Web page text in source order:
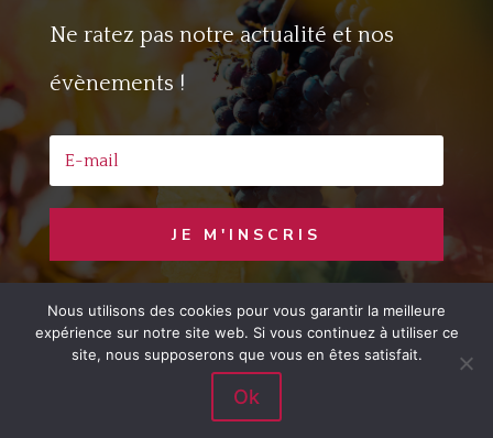
Ne ratez pas notre actualité et nos
évènements !
JE M'INSCRIS
Copyright © 2020 Jaime le Vin – Developed
by
LemonCom
Nous utilisons des cookies pour vous garantir la meilleure
expérience sur notre site web. Si vous continuez à utiliser ce
site, nous supposerons que vous en êtes satisfait.
Ok